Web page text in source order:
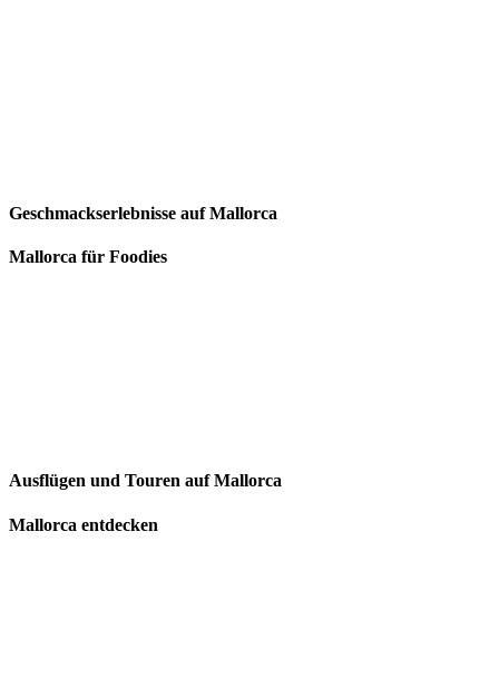
Geschmackserlebnisse auf Mallorca
Mallorca für Foodies
Ausflügen und Touren auf Mallorca
Mallorca entdecken